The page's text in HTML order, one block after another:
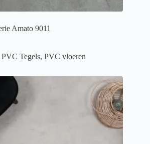
Amato 9011
PVC Tegels, PVC vloeren